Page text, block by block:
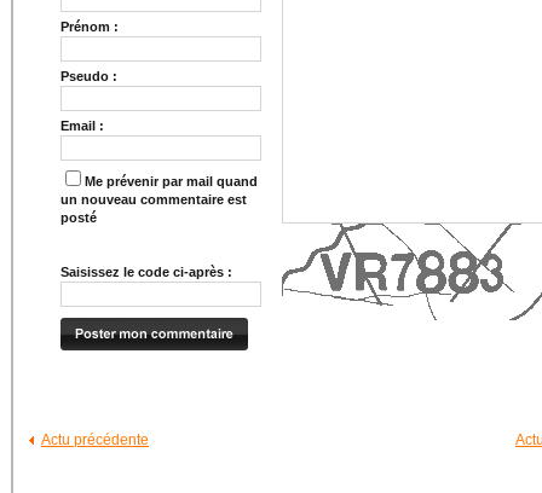
Prénom :
Pseudo :
Email :
Me prévenir par mail quand
un nouveau commentaire est
posté
Saisissez le code ci-après :
Actu précédente